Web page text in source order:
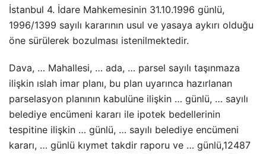
İstanbul 4. İdare Mahkemesinin 31.10.1996 günlü,
1996/1399 sayılı kararının usul ve yasaya aykırı olduğu
öne sürülerek bozulması istenilmektedir.
Dava, … Mahallesi, … ada, … parsel sayılı taşınmaza
ilişkin ıslah imar planı, bu plan uyarınca hazırlanan
parselasyon planının kabulüne ilişkin … günlü, … sayılı
belediye encümeni kararı ile ipotek bedellerinin
tespitine ilişkin … günlü, … sayılı belediye encümeni
kararı, … günlü kıymet takdir raporu ve … günlü,12487